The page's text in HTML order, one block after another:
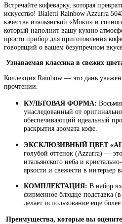
Встречайте кофеварку, которая
искусство! Bialetti Rainbow Azzurra
качества итальянской «Моки» и
который наполнит вашу кухню
просто прибор для приготовления
говорящий о вашем безупречном вкусе.
Узнаваемая классика в свежих
Коллекция Rainbow — это дань
прочтении.
КУЛЬТОВАЯ ФОРМА:
унаследованный от
обеспечивающий идеальный
раскрытия аромата кофе.
ЭКСКЛЮЗИВНЫЙ ЦВЕТ
голубой оттенок (Azzurra) —
итальянского неба и
яркости и свежести в интерьер
КОМПЛЕКТАЦИЯ: В набор
фирменное блюдце-подставка
делает использование еще
Преимущества, которые вы оцените